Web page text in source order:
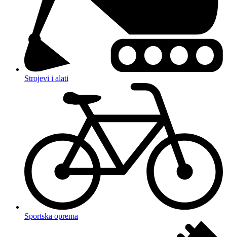
Strojevi i alati
Sportska oprema